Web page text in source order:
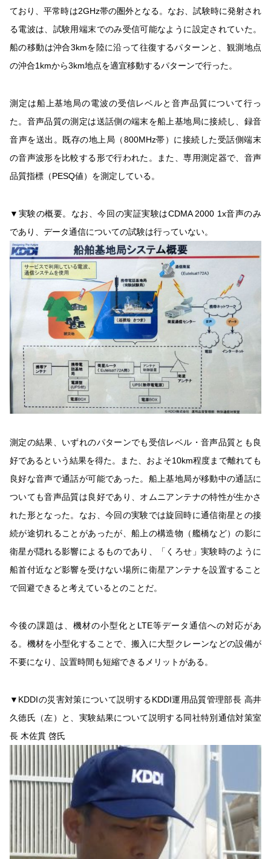
ており、平常時は2GHz帯の圏外となる。なお、試験時に発射され
る電波は、試験用端末でのみ受信可能なように設定されていた。
船の移動は沖合3kmを陸に沿って往復するパターンと、観測地点
の沖合1kmから3km地点を適宜移動するパターンで行った。
測定は船上基地局の電波の受信レベルと音声品質について行っ
た。音声品質の測定は送話側の端末を船上基地局に接続し、録音
音声を送出。既存の地上局（800MHz帯）に接続した受話側端末
の音声波形を比較する形で行われた。また、専用測定器で、音声
品質指標（PESQ値）を測定している。
▼実験の概要。なお、今回の実証実験はCDMA 2000 1x音声のみ
であり、データ通信についての試験は行っていない。
測定の結果、いずれのパターンでも受信レベル・音声品質とも良
好であるという結果を得た。また、およそ10km程度まで離れても
良好な音声で通話が可能であった。船上基地局が移動中の通話に
ついても音声品質は良好であり、オムニアンテナの特性が生かさ
れた形となった。なお、今回の実験では旋回時に通信衛星との接
続が途切れることがあったが、船上の構造物（艦橋など）の影に
衛星が隠れる影響によるものであり、「くろせ」実験時のように
船首付近など影響を受けない場所に衛星アンテナを設置すること
で回避できると考えているとのことだ。
今後の課題は、機材の小型化とLTE等データ通信への対応があ
る。機材を小型化することで、搬入に大型クレーンなどの設備が
不要になり、設置時間も短縮できるメリットがある。
▼KDDIの災害対策について説明するKDDI運用品質管理部長 高井
久徳氏（左）と、実験結果について説明する同社特別通信対策室
長 木佐貫 啓氏